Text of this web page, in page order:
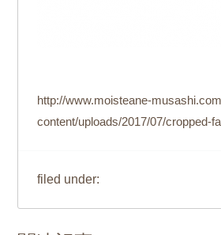
http://www.moisteane-
content/uploads/2017/07/cropped-
filed under: